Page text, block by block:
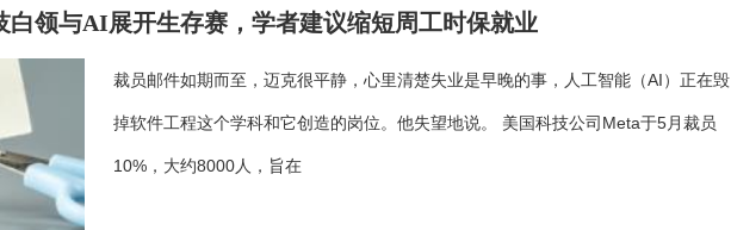
白领与AI展开生存赛，学者建议缩短周工时保就业
裁员邮件如期而至，迈克很平静，心里清楚失业是早晚的事，人工智能（AI）正在毁
掉软件工程这个学科和它创造的岗位。他失望地说。 美国科技公司Meta于5月裁员
10%，大约8000人，旨在